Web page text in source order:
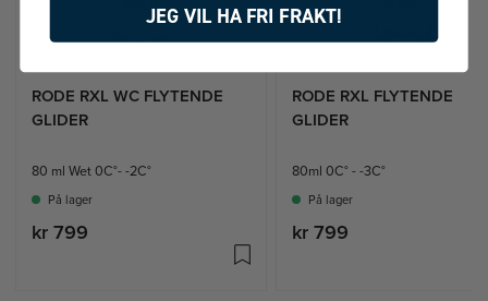
RODE RXL WC FLYTENDE
GLIDER
80 ml Wet 0C°- -2C°
På lager
kr 799
RODE RXL FLYTENDE
GLIDER
80ml 0C° - -3C°
På lager
kr 799
JEG VIL HA FRI FRAKT!